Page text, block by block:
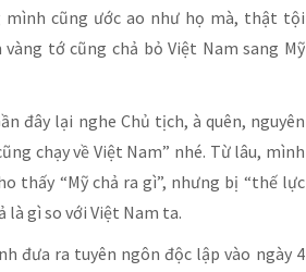
mình cũng ước ao như họ mà, thật tội
tớ cũng chả bỏ Việt Nam sang Mỹ
đây lại nghe Chủ tịch, à quên, nguyên
chạy về Việt Nam” nhé. Từ lâu, mình
thấy “Mỹ chả ra gì”, nhưng bị “thế lực
là gì so với Việt Nam ta.
đưa ra tuyên ngôn độc lập vào ngày 4